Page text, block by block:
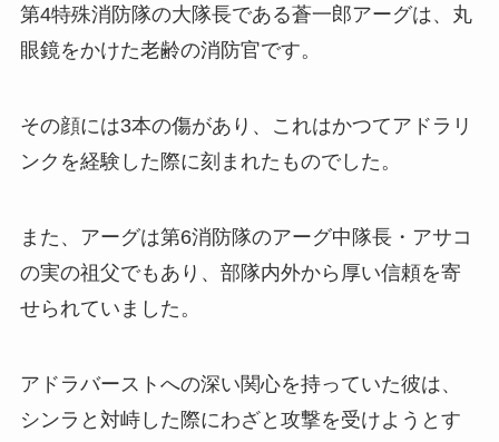
第4特殊消防隊の大隊長である蒼一郎アーグは、丸
眼鏡をかけた老齢の消防官です。
その顔には3本の傷があり、これはかつてアドラリ
ンクを経験した際に刻まれたものでした。
また、アーグは第6消防隊のアーグ中隊長・アサコ
の実の祖父でもあり、部隊内外から厚い信頼を寄
せられていました。
アドラバーストへの深い関心を持っていた彼は、
シンラと対峙した際にわざと攻撃を受けようとす